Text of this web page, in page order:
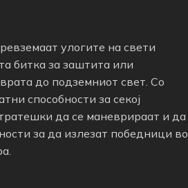
улогите на свети
битка за заштита или
до подземниот свет. Со
способности за секој
да се маневрираат и да
за да излезат победници во